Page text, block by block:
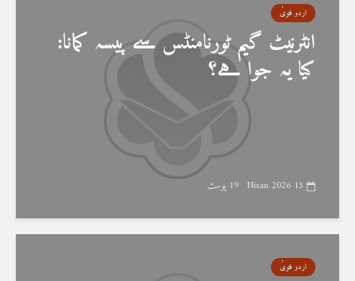
اردو فتویٰ
انٹرنیٹ گیم ٹورنامنٹس سے پیسہ کمانا:
کیا یہ جوا ہے؟
15 Nisan 2026 19 پوسٹ
اردو فتویٰ